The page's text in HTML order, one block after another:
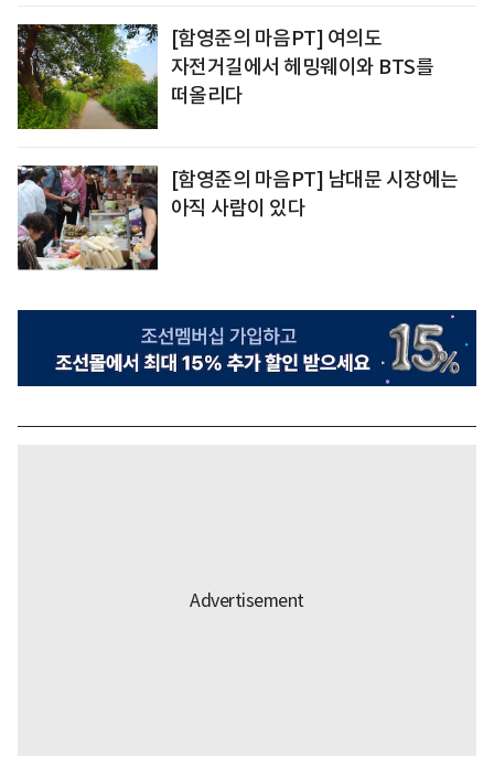
[함영준의 마음PT] 여의도
자전거길에서 헤밍웨이와 BTS를
떠올리다
[함영준의 마음PT] 남대문 시장에는
아직 사람이 있다